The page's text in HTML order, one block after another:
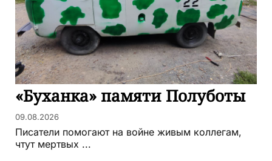
«Буханка» памяти Полуботы
09.08.2026
Писатели помогают на войне живым коллегам,
чтут мертвых ...